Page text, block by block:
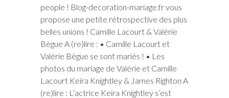
people ! Blog-decoration-mariage.fr vous
propose une petite rétrospective des plus
belles unions ! Camille Lacourt & Valérie
Bègue A (re)lire : • Camille Lacourt et
Valérie Bègue se sont mariés ! • Les
photos du mariage de Valérie et Camille
Lacourt Keira Knightley & James Righton A
(re)lire : L’actrice Keira Knightley s’est